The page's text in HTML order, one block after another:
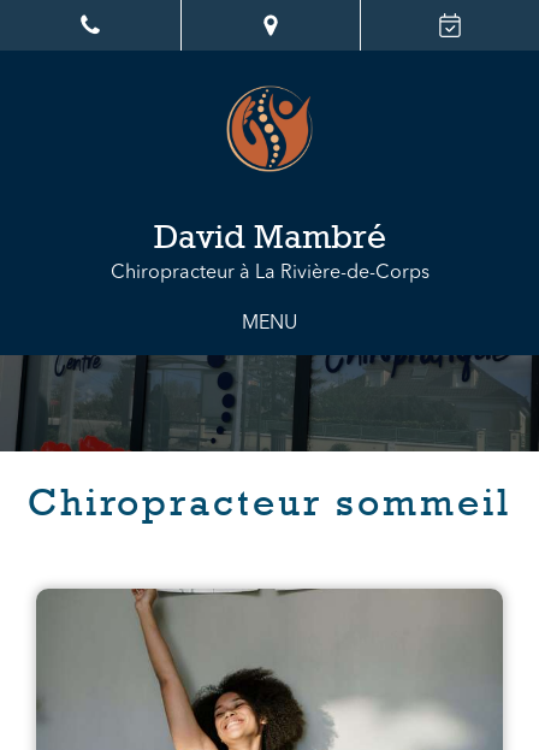
David Mambré
Chiropracteur à La Rivière-de-Corps
MENU
Chiropracteur sommeil